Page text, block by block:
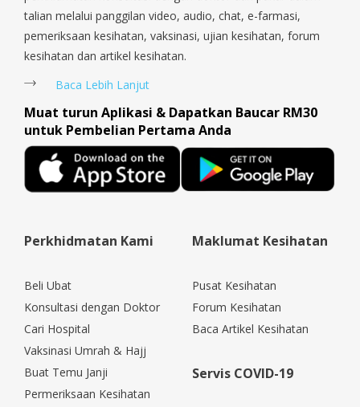
talian melalui panggilan video, audio, chat, e-farmasi,
pemeriksaan kesihatan, vaksinasi, ujian kesihatan, forum
kesihatan dan artikel kesihatan.
Baca Lebih Lanjut
Muat turun Aplikasi & Dapatkan Baucar RM30
untuk Pembelian Pertama Anda
Perkhidmatan Kami
Beli Ubat
Konsultasi dengan Doktor
Cari Hospital
Vaksinasi Umrah & Hajj
Buat Temu Janji
Permeriksaan Kesihatan
Maklumat Kesihatan
Pusat Kesihatan
Forum Kesihatan
Baca Artikel Kesihatan
Servis COVID-19